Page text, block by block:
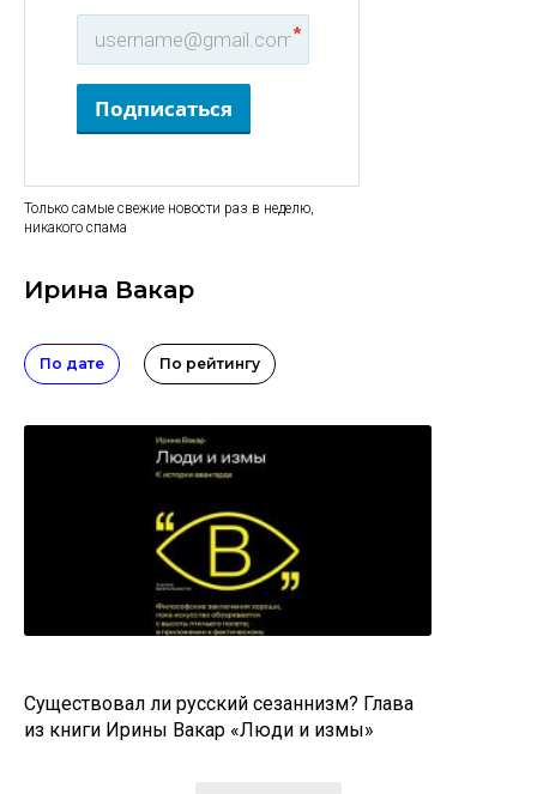
*
Подписаться
Только самые свежие новости раз в неделю,
никакого спама
Ирина Вакар
По дате По рейтингу
Существовал ли русский сезаннизм? Глава
из книги Ирины Вакар «Люди и измы»